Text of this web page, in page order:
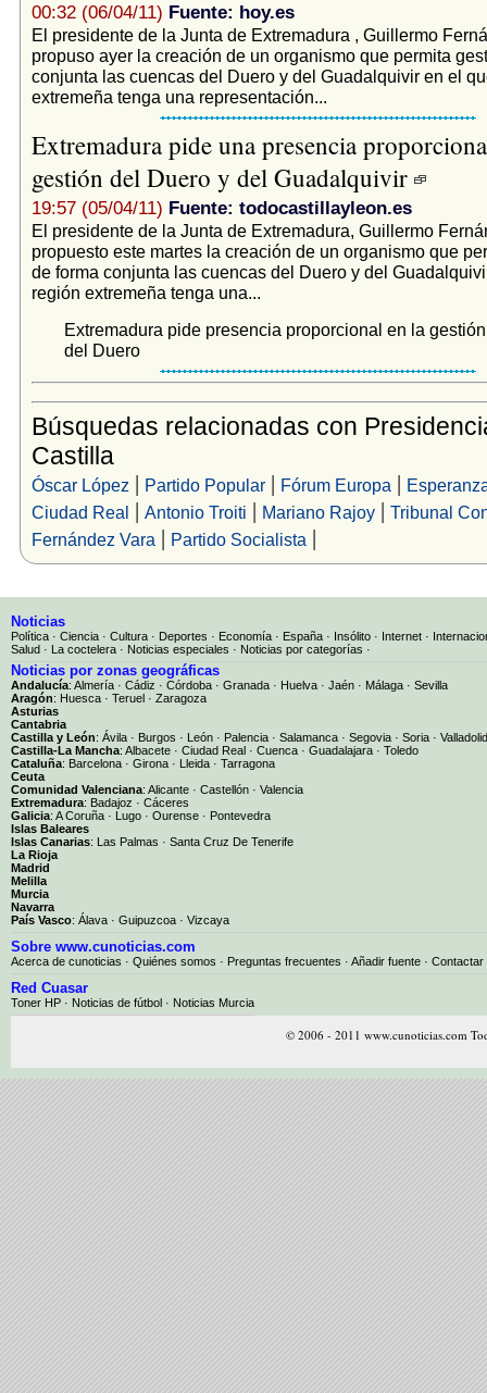
00:32 (06/04/11) Fuente: hoy.es
El presidente de la Junta de Extremadura , Guillermo
propuso ayer la creación de un organismo que permita
conjunta las cuencas del Duero y del Guadalquivir en el
extremeña tenga una representación...
Extremadura pide una presencia
gestión del Duero y del Guadalquivir
19:57 (05/04/11) Fuente: todocastillayleon.es
El presidente de la Junta de Extremadura, Guillermo
propuesto este martes la creación de un organismo que
de forma conjunta las cuencas del Duero y del
región extremeña tenga una...
Extremadura pide presencia proporcional en la
del Duero
Búsquedas relacionadas con
Castilla
Óscar López | Partido Popular| Fórum Europa |
Ciudad Real | Antonio Troiti | Mariano Rajoy| Tribunal
Fernández Vara | Partido Socialista |
Noticias
Política · Ciencia · Cultura · Deportes · Economía · España · Insólito · Internet ·
Salud · La coctelera · Noticias especiales · Noticias por categorías ·
Noticias por zonas geográficas
Andalucía: Almería · Cádiz · Córdoba · Granada · Huelva · Jaén · Málaga · Sevilla
Aragón: Huesca · Teruel · Zaragoza
Asturias
Cantabria
Castilla y León: Ávila · Burgos · León · Palencia · Salamanca · Segovia · Soria · Valladolid
Castilla-La Mancha: Albacete · Ciudad Real · Cuenca · Guadalajara · Toledo
Cataluña: Barcelona · Girona · Lleida · Tarragona
Ceuta
Comunidad Valenciana: Alicante · Castellón · Valencia
Extremadura: Badajoz · Cáceres
Galicia: A Coruña · Lugo · Ourense · Pontevedra
Islas Baleares
Islas Canarias: Las Palmas · Santa Cruz De Tenerife
La Rioja
Madrid
Melilla
Murcia
Navarra
País Vasco: Álava · Guipuzcoa · Vizcaya
Sobre www.cunoticias.com
Acerca de cunoticias · Quiénes somos · Preguntas frecuentes · Añadir fuente · Contactar
Red Cuasar
Toner HP · Noticias de fútbol · Noticias Murcia
© 2006 - 2011 www.cunoticias.com